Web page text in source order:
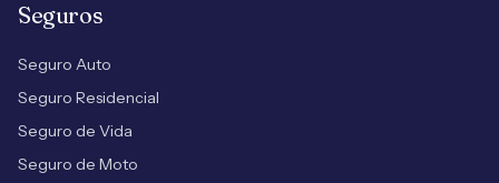
Seguros
Seguro Auto
Seguro Residencial
Seguro de Vida
Seguro de Moto